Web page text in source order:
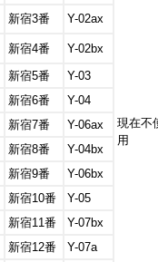
現在不
用
新宿3番 Y-02ax
新宿4番
Y-02bx
新宿5番
Y-03
新宿6番
Y-04
新宿7番
Y-06ax
新宿8番
Y-04bx
新宿9番
Y-06bx
新宿10番
Y-05
新宿11番
Y-07bx
新宿12番
Y-07a